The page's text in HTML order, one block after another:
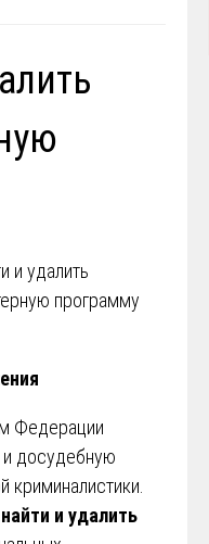
Федерации
досудебную
криминалистики.
и удалить